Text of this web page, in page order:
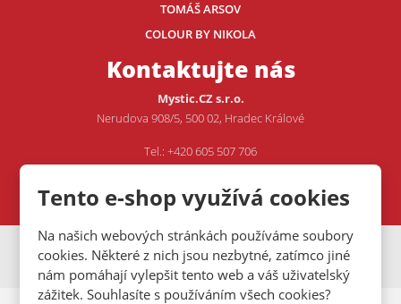
Tento e-shop využívá cookies
Na našich webových stránkách používáme soubory
cookies. Některé z nich jsou nezbytné, zatímco jiné
nám pomáhají vylepšit tento web a váš uživatelský
zážitek. Souhlasíte s používáním všech cookies?
TOMÁŠ ARSOV
COLOUR BY NIKOLA
Kontaktujte nás
Mystic.CZ s.r.o.
Nerudova 908/5, 500 02, Hradec Králové
Tel.: +420 605 507 706
VISA MasterCard
Maestro